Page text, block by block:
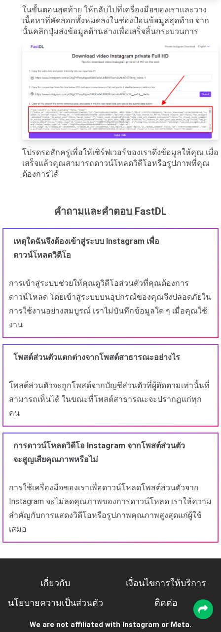
ในขั้นตอนสุดท้าย ให้กลับไปที่เครื่องมือของเราและวาง
เนื้อหาที่คัดลอกทั้งหมดลงในช่องป้อนข้อมูลสุดท้าย จาก
นั้นคลิกปุ่มส่งข้อมูลด้านล่างเพื่อเสร็จสิ้นกระบวนการ
โปรดรอสักครู่เพื่อให้เซิร์ฟเวอร์ของเราดึงข้อมูลให้คุณ เมื่อ
เสร็จแล้วคุณสามารถดาวน์โหลดวิดีโอหรือรูปภาพที่คุณ
ต้องการได้
คำถามและคำตอบ FastDL
เหตุใดฉันจึงต้องเข้าสู่ระบบ Instagram เพื่อ
ดาวน์โหลดวิดีโอ
การเข้าสู่ระบบช่วยให้คุณดูวิดีโอส่วนตัวที่คุณต้องการ
ดาวน์โหลด โดยเข้าสู่ระบบบนอุปกรณ์ของคุณจึงปลอดภัยใน
การใช้งานอย่างสมบูรณ์ เราไม่บันทึกข้อมูลใด ๆ เมื่อคุณใช้
งาน
โพสต์ส่วนตัวแตกต่างจากโพสต์สาธารณะอย่างไร
โพสต์ส่วนตัวจะถูกโพสต์จากบัญชีส่วนตัวที่ผู้ติดตามเท่านั้นที่
สามารถเห็นได้ ในขณะที่โพสต์สาธารณะจะปรากฏแก่ทุก
คน
การดาวน์โหลดวิดีโอ Instagram จากโพสต์ส่วนตัว
จะสูญเสียคุณภาพหรือไม่
การใช้เครื่องมือของเราเพื่อดาวน์โหลดโพสต์ส่วนตัวจาก
Instagram จะไม่ลดคุณภาพของการดาวน์โหลด เราให้ความ
สำคัญกับการแสดงวิดีโอหรือรูปภาพคุณภาพสูงสุดแก่ผู้ใช้
เสมอ
เกี่ยวกับ
เงื่อนไขการให้บริการ
นโยบายความเป็นส่วนตัว
ติดต่อ
We are not affiliated with Instagram or Meta.